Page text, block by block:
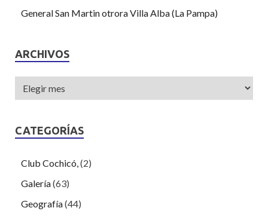
General San Martin otrora Villa Alba (La Pampa)
ARCHIVOS
CATEGORÍAS
Club Cochicó, (2)
Galería(63)
Geografía(44)